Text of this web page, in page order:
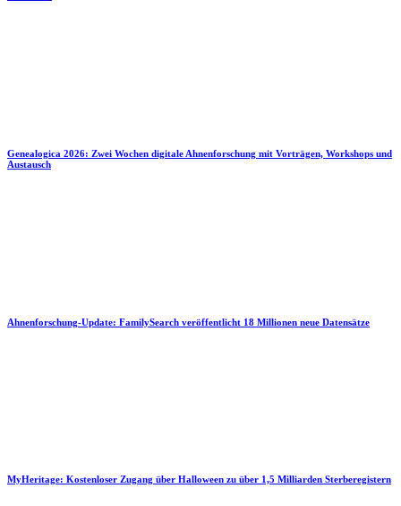
Genealogica 2026: Zwei Wochen digitale Ahnenforschung mit Vorträgen, Workshops und
Austausch
Ahnenforschung-Update: FamilySearch veröffentlicht 18 Millionen neue Datensätze
MyHeritage: Kostenloser Zugang über Halloween zu über 1,5 Milliarden Sterberegistern